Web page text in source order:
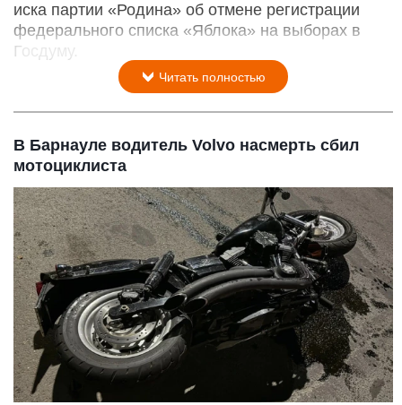
иска партии «Родина» об отмене регистрации
федерального списка «Яблока» на выборах в
Госдуму.
Читать полностью
В Барнауле водитель Volvo насмерть сбил
мотоциклиста